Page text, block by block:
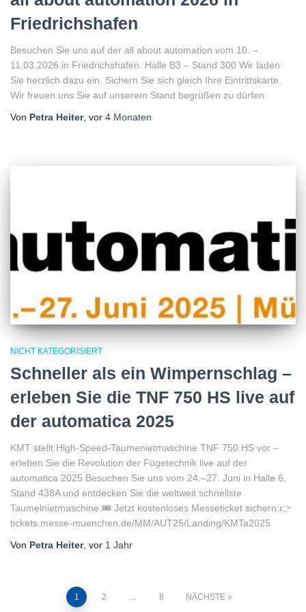
Friedrichshafen
Besuchen Sie uns auf der all about automation vom 10. –
11.03.2026 in Friedrichshafen. Halle B3 – Stand 300 Wir laden
Sie herzlich dazu ein. Sichern Sie sich gleich Ihre Eintrittskarte.
Wir freuen uns Sie auf unserem Stand begrüßen zu dürfen.
Von Petra Heiter, vor 4 Monaten
NICHT KATEGORISIERT
Schneller als ein Wimpernschlag –
erleben Sie die TNF 750 HS live auf
der automatica 2025
KMT stellt High-Speed-Taumenietmaschine TNF 750 HS vor –
erleben Sie die Revolution der Fügetechnik live auf der
automatica 2025 Besuchen Sie uns vom 24.–27. Juni in Halle 6,
Stand 438A und entdecken Sie die weltweit schnellste
Taumelnietmaschine.🎟️ Jetzt kostenloses Messeticket sichern:👉
tickets.messe-muenchen.de/MM/AUT25/Landing/KMTa2025
Von Petra Heiter, vor 1 Jahr
1 2 … 8 NÄCHSTE